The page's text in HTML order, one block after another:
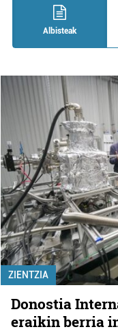
Albisteak
ZIENTZIA
Donostia
eraikin berria